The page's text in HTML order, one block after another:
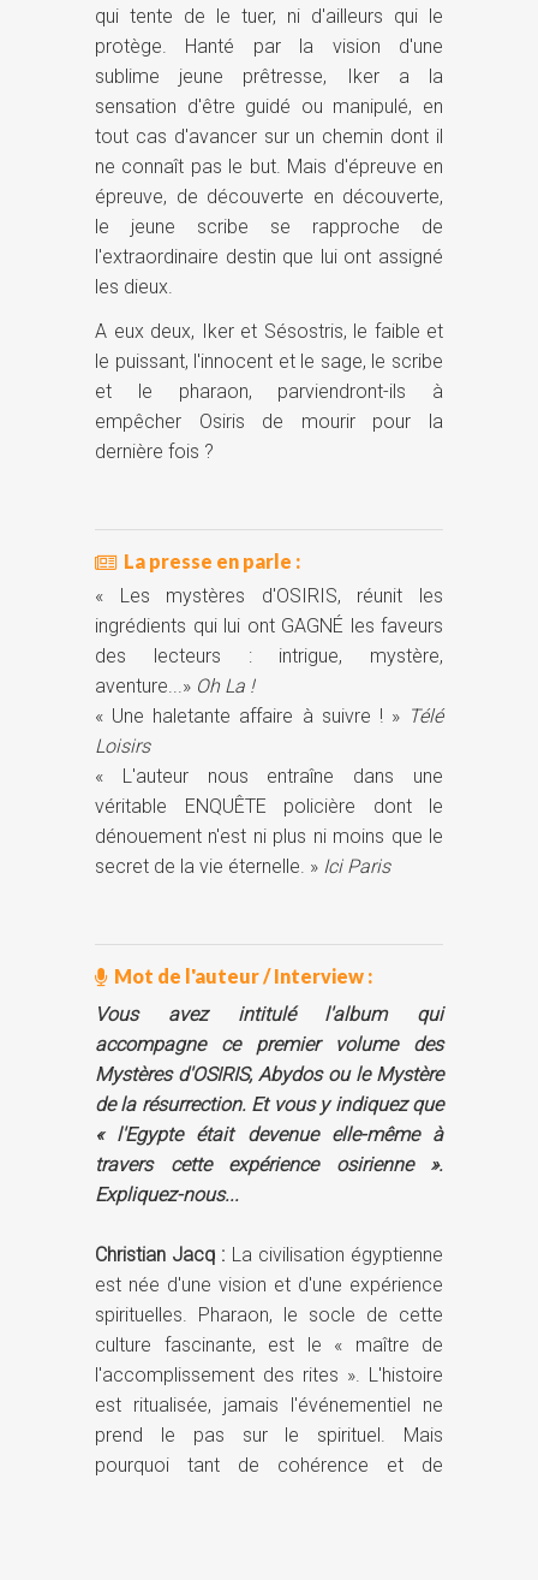
qui tente de le tuer, ni d'ailleurs qui le
protège. Hanté par la vision d'une
sublime jeune prêtresse, Iker a la
sensation d'être guidé ou manipulé, en
tout cas d'avancer sur un chemin dont il
ne connaît pas le but. Mais d'épreuve en
épreuve, de découverte en découverte,
le jeune scribe se rapproche de
l'extraordinaire destin que lui ont assigné
les dieux.
A eux deux, Iker et Sésostris, le faible et
le puissant, l'innocent et le sage, le scribe
et le pharaon, parviendront-ils à
empêcher Osiris de mourir pour la
dernière fois ?
La presse en parle :
« Les mystères d'OSIRIS, réunit les
ingrédients qui lui ont GAGNÉ les faveurs
des lecteurs : intrigue, mystère,
aventure...» Oh La !
« Une haletante affaire à suivre ! » Télé
Loisirs
« L'auteur nous entraîne dans une
véritable ENQUÊTE policière dont le
dénouement n'est ni plus ni moins que le
secret de la vie éternelle. » Ici Paris
Mot de l'auteur / Interview :
Vous avez intitulé l'album qui
accompagne ce premier volume des
Mystères d'OSIRIS, Abydos ou le Mystère
de la résurrection. Et vous y indiquez que
« l'Egypte était devenue elle-même à
travers cette expérience osirienne ».
Expliquez-nous...
Christian Jacq : La civilisation égyptienne
est née d'une vision et d'une expérience
spirituelles. Pharaon, le socle de cette
culture fascinante, est le « maître de
l'accomplissement des rites ». L'histoire
est ritualisée, jamais l'événementiel ne
prend le pas sur le spirituel. Mais
pourquoi tant de cohérence et de